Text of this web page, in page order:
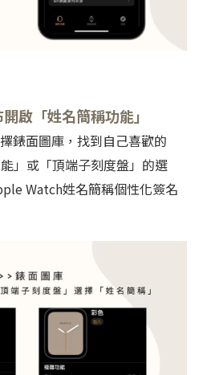
啟「姓名簡稱功能」
錶面圖庫，找到自己喜歡的
」或「頂端子刻度盤」的選
Watch姓名簡稱個性化簽名